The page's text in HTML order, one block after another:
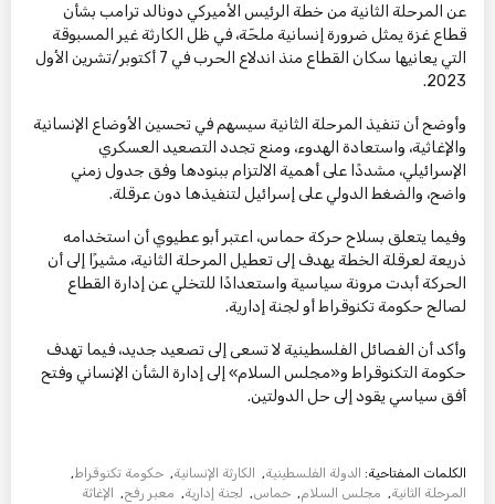
عن المرحلة الثانية من خطة الرئيس الأميركي دونالد ترامب بشأن
قطاع غزة يمثل ضرورة إنسانية ملحّة، في ظل الكارثة غير المسبوقة
التي يعانيها سكان القطاع منذ اندلاع الحرب في 7 أكتوبر/تشرين الأول
2023.
وأوضح أن تنفيذ المرحلة الثانية سيسهم في تحسين الأوضاع الإنسانية
والإغاثية، واستعادة الهدوء، ومنع تجدد التصعيد العسكري
الإسرائيلي، مشددًا على أهمية الالتزام ببنودها وفق جدول زمني
واضح، والضغط الدولي على إسرائيل لتنفيذها دون عرقلة.
وفيما يتعلق بسلاح حركة حماس، اعتبر أبو عطيوي أن استخدامه
ذريعة لعرقلة الخطة يهدف إلى تعطيل المرحلة الثانية، مشيرًا إلى أن
الحركة أبدت مرونة سياسية واستعدادًا للتخلي عن إدارة القطاع
لصالح حكومة تكنوقراط أو لجنة إدارية.
وأكد أن الفصائل الفلسطينية لا تسعى إلى تصعيد جديد، فيما تهدف
حكومة التكنوقراط و«مجلس السلام» إلى إدارة الشأن الإنساني وفتح
أفق سياسي يقود إلى حل الدولتين.
الكلمات المفتاحية: الدولة الفلسطينية, الكارثة الإنسانية, حكومة تكنوقراط,
المرحلة الثانية, مجلس السلام, حماس, لجنة إدارية, معبر رفح,
الإغاثة